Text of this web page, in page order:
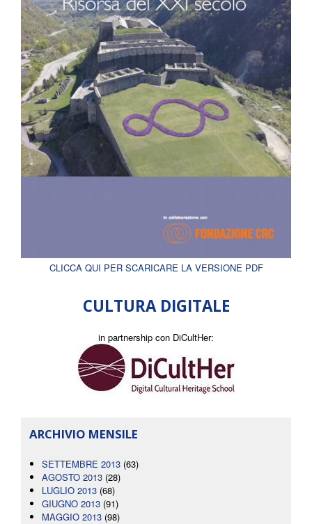
CLICCA QUI PER SCARICARE LA VERSIONE PDF
CULTURA DIGITALE
in partnership con DiCultHer:
ARCHIVIO MENSILE
SETTEMBRE 2013 (63)
AGOSTO 2013 (28)
LUGLIO 2013 (68)
GIUGNO 2013 (91)
MAGGIO 2013 (98)